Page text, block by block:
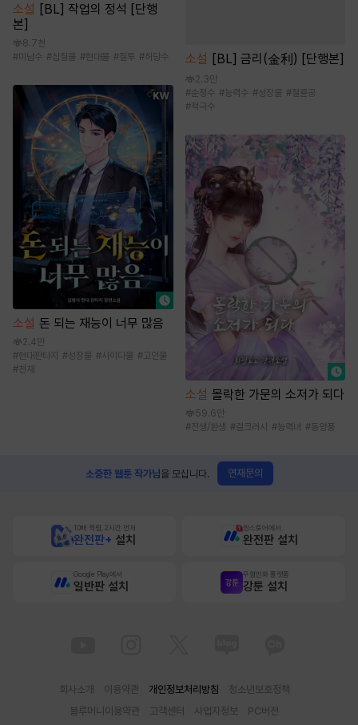
소설 [BL] 작업의 정석 [단행
본]
8.7천
#미남수 #삽질물 #현대물 #질투 #허당수
소설 돈 되는 재능이 너무 많음
2.4만
#현대판타지 #성장물 #사이다물 #고인물
#천재
소설 [BL] 금리(金利) [단행본]
2.3만
#순정수 #능력수 #성장물 #절륜공
#적극수
소설 몰락한 가문의 소저가 되다
59.6만
#전생/환생 #걸크러시 #능력녀 #동양풍
소중한 웹툰 작가님을 모십니다. 연재문의
10배 적립, 2시간 먼저
완전판+ 설치
원스토어에서
완전판 설치
Google Play에서
일반판 설치
무협만화 플랫폼
강툰 설치
회사소개 이용약관 개인정보처리방침
청소년보호정책
블루머니이용약관
고객센터 사업자정보 PC버전